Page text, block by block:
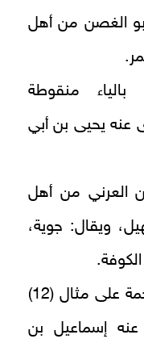
الغصن من أهل
منقوطة
عنه يحيى بن أبي
العرني من أهل
ويقال: جوية،
وبحير بن سعد، بالحاء غير معجمة على مثال (12)
إسماعيل بن